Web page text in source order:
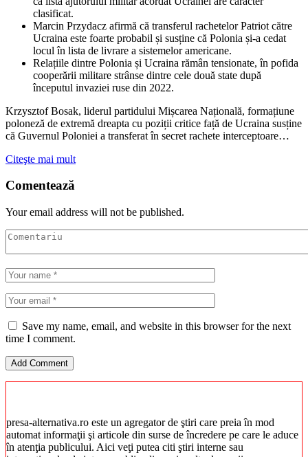
clasificat.
Marcin Przydacz afirmă că transferul rachetelor Patriot către
Ucraina este foarte probabil și susține că Polonia și-a cedat
locul în lista de livrare a sistemelor americane.
Relațiile dintre Polonia și Ucraina rămân tensionate, în pofida
cooperării militare strânse dintre cele două state după
începutul invaziei ruse din 2022.
Krzysztof Bosak, liderul partidului Mișcarea Națională, formațiune
poloneză de extremă dreapta cu poziții critice față de Ucraina susține
că Guvernul Poloniei a transferat în secret rachete interceptoare…
Citeşte mai mult
Comentează
Your email address will not be published.
Save my name, email, and website in this browser for the next
time I comment.
presa-alternativa.ro este un agregator de ştiri care preia în mod
automat informaţii şi articole din surse de încredere pe care le aduce
în atenţia publicului. Aici veţi putea citi ştiri interne sau